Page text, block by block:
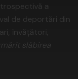
a
de deportări din
învățători,
slăbirea